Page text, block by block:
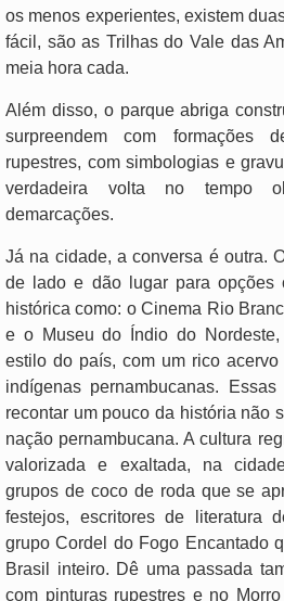
os menos experientes, existem
fácil, são as Trilhas do Vale das
meia hora cada.
Além disso, o parque abriga
surpreendem com formações
rupestres, com simbologias e
verdadeira volta no tempo
demarcações.
Já na cidade, a conversa é outra.
de lado e dão lugar para opções
histórica como: o Cinema Rio
e o Museu do Índio do
estilo do país, com um rico
indígenas pernambucanas.
recontar um pouco da história não
nação pernambucana. A cultura
valorizada e exaltada, na
grupos de coco de roda que se
festejos, escritores de literatura
grupo Cordel do Fogo Encantado
Brasil inteiro. Dê uma passada
com pinturas rupestres e no